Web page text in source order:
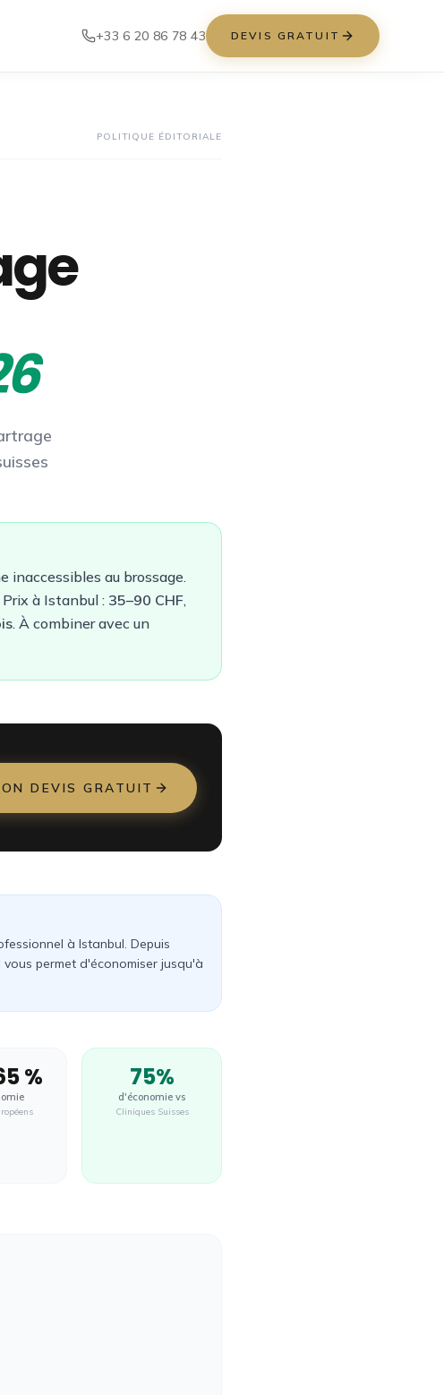
+33 6 20 86 78 43 DEVIS GRATUIT
POLITIQUE ÉDITORIALE
inaccessibles au brossage.
Prix à Istanbul : 35–90 CHF,
. À combiner avec un
DEVIS GRATUIT
à Istanbul. Depuis
permet d'économiser jusqu'à
% 75%
d'économie vs
Cliniques Suisses